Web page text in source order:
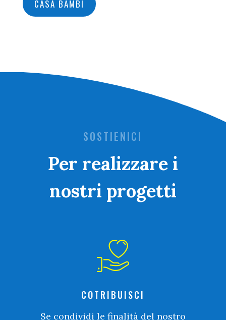
CASA BAMBI
SOSTIENICI
Per realizzare i
nostri progetti
COTRIBUISCI
Se condividi le finalità del nostro